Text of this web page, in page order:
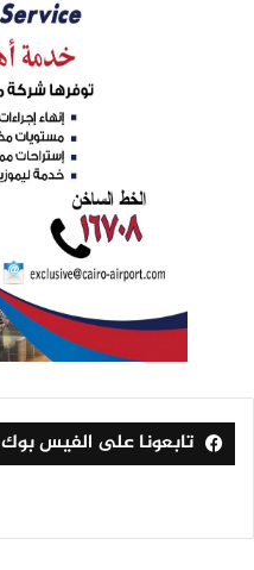
تابعونا على الفيس بوك